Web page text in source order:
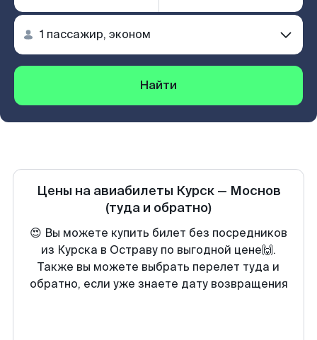
Найти
Цены на авиабилеты Курск— Моснов
(туда и обратно)
😍 Вы можете купить билет без посредников
из Курска в Остраву по выгодной цене🙌.
Также вы можете выбрать перелет туда и
обратно, если уже знаете дату возвращения